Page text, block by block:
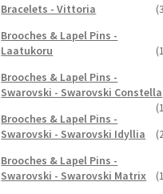
Bracelets - Vittoria
Brooches & Lapel Pins -
Laatukoru
Brooches & Lapel Pins -
Swarovski - Swarovski Constella
Brooches & Lapel Pins -
Swarovski - Swarovski Idyllia
Brooches & Lapel Pins -
Swarovski - Swarovski Matrix